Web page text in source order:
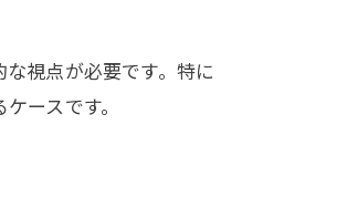
視点が必要です。特に
ースです。